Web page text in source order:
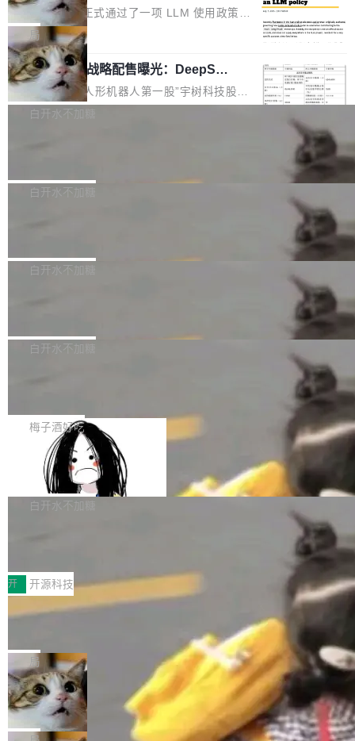
等内容展开系统讲解和实战交流，帮助企业进一
步了解开源鸿蒙在智能...
据：2025 年全年 10 亿次 commit。现在，每周
2.75 亿次，全年预计 140 亿次。GitHub...
上，Prime Agent + Opus 5 的组合达到了 95.
5% RHAE Best@1，超过了 ARC 报告的人类专
家基线 95.4%。 不是又一个 coding agent 包装
器 Prime Agent 的架构和市面上大多数 coding
agent 有本质区别。大多数 agent harness 的设
计是基于早期模型的能力—...
止，但你要承认哪些代码不是你写的
Rust 语言项目正式通过了一项 LLM 使用政策，
覆盖 rust-lang/rust 单一仓库的代码贡献。这不
是项目级别的官方立场，目前由五个团队采纳，
但它可能是主流开源项目中关于 AI 辅助贡献最
细致的一份规则。 政策的核心只有一句话：LLM
可以用来分析、提炼、审阅、建议，但不能用来
不得生成涉及安全性的关键变更，除非作者本身
局
宇树科技 IPO 战略配售曝光：DeepSe
ek 获配 93.3 万股，锁定 36 个月
8月6日晚间，“人形机器人第一股”宇树科技股份
有限公司披露IPO发行价格及战略配售结果，杭
36个月。 公告显示，本次宇树科技战略配售对
员工参与设立的专项资产管理计划。其中，Dee
获配9...
白开水不加糖
Bug fixes and enhancements 修复多次传递同
一个回归问题，该问题导致拉取镜像时会拒绝包
题，该问题可能导致在旧版 Linux 内核...
白开水不加糖
e 孵化器项目管理委员会（IPMC）投票中获得
P）！这一里程碑不仅标志着 Fluss 迈入新的发
白开水不加糖
长期停止内容更新，未能实现其作为“AI版维基百
提交的编辑请求也长期处于待处理状态。 Groki
pedia 于去年底上线，定位为由人工智能生成内
容的百科平台，被马斯克视为传统众包百科网站
维基百科的替代方案。Lawfare 调查发现，无论
热门页面还是低关注度页面，均未出现近期更
白开水不加糖
是这样的：配 MessageSource 的 Bean、写 R
eloadableResourceBundleMessageSource、
声明 LocaleResolver、注册 LocaleChangeInt
erceptor…五六步之后才能看到第一行翻译文
本。 Solon 换了个方式。整个 i18n 模块围绕三
梅子酒好吃
Apache Doris 4.1 全面增强 Iceberg：
支持 UPDATE、MERGE INTO 与 Iceb
erg V3
Apache Doris 4.1 要补齐的，正是缺失的那一
半。在已有查询能力的基础上，Doris 进一步支
常维护操作，并完整支持 Iceberg V3 格式。
白开水不加糖
村国家自主创新示范区会议中心开幕。本届大会
由中关村智联软件服务业质量创新联盟主办，以
“智构可信·质创未来——AI原生时代的质量新范
式”为主题，直面AI从实验室走向规模化产业落地
的核心质量命题。会上，《2026智能研发生产力
工具选型手册》发布，Testin云测的Testin XAge
nt智能测试系统入选AI测试领域代表产品。对CI
O而言，这提示了一个转变：AI测试正在从效率
工具升级为企业的质量基础设施。 CIO面对的新
开 开源科技
让非法状态不可表示：一篇关于 ADT
有一种东西，一旦用过就回不去了。Alex Fedos
eev 管它叫"软件设计的基石"。 他说的东西不新
鲜——代数数据类型（ADT），尤其是和类型
（sum type）。但他说清楚了一件事：这不是类
型系统的学术体操，是日常编码的思维方式。 文
章从一个简单的例子切入。一个网站的深色主题
局
Cloudflare 开源内部企业 AI 平台 Clou
dflare OS
Cloudflare 发布了一个开源项目 Cloudflare O
S。如果你只看官方博客，你会觉得这是又一